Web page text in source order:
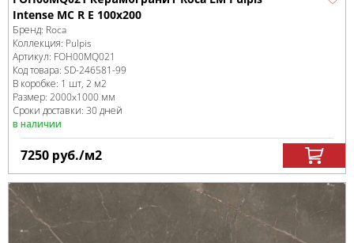
Intense MC R E 100x200
Бренд: Roca
Коллекция: Pulpis
Артикул: FOH00MQ021
Код товара: SD-246581-99
В коробке: 1 шт, 2 м2
Размер: 2000x1000 мм
Сроки доставки: 30 дней
в наличии
7250 руб./м2